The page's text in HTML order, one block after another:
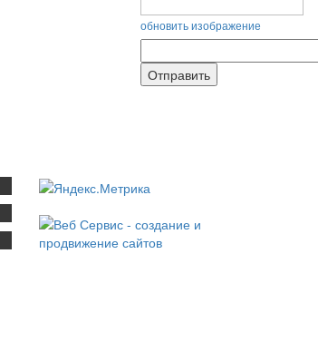
обновить изображение